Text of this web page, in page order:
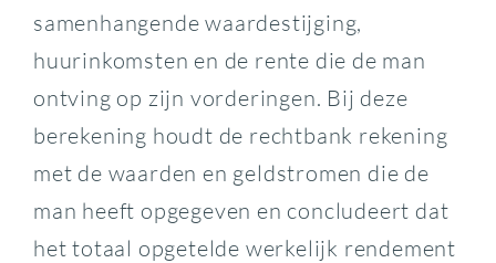
samenhangende waardestijging,
huurinkomsten en de rente die de man
ontving op zijn vorderingen. Bij deze
berekening houdt de rechtbank rekening
met de waarden en geldstromen die de
man heeft opgegeven en concludeert dat
het totaal opgetelde werkelijk rendement